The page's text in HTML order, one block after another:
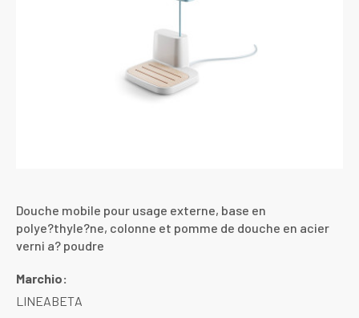
Douche mobile pour usage externe, base en
polye?thyle?ne, colonne et pomme de douche en acier
verni a? poudre
Marchio:
LINEABETA